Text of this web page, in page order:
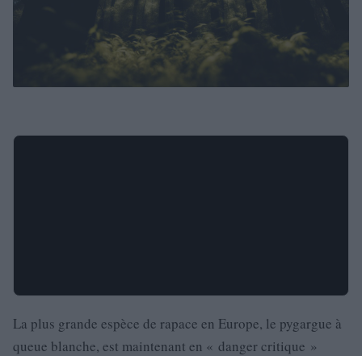
La plus grande espèce de rapace en Europe, le pygargue à
queue blanche, est maintenant en « danger critique »